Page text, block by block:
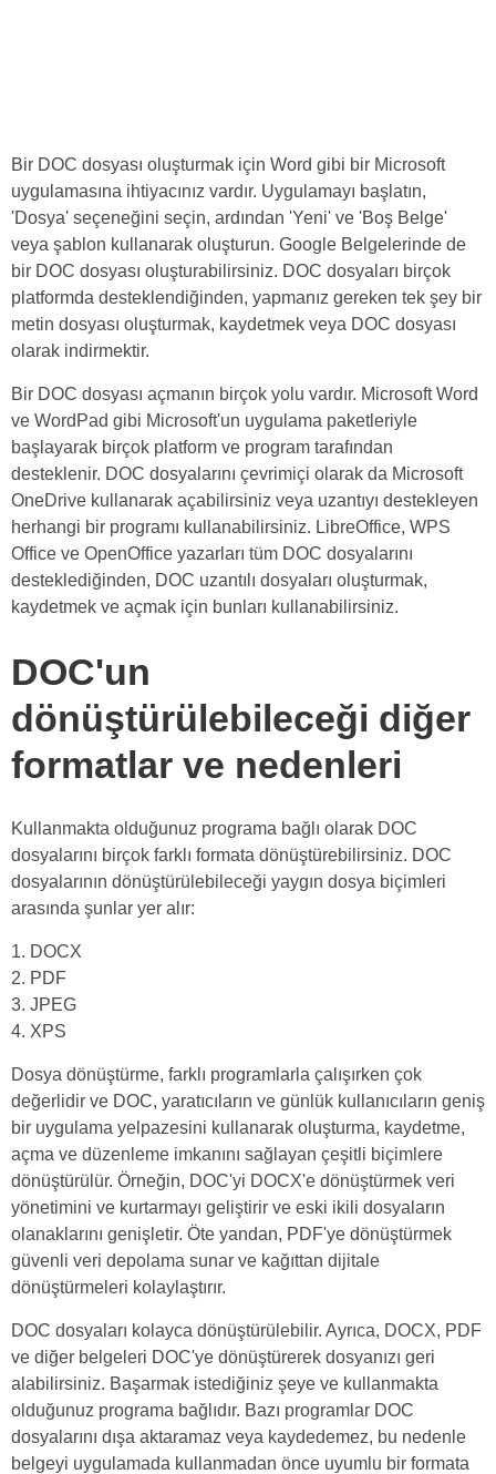
Bir DOC dosyası oluşturmak için Word gibi bir Microsoft
uygulamasına ihtiyacınız vardır. Uygulamayı başlatın,
'Dosya' seçeneğini seçin, ardından 'Yeni' ve 'Boş Belge'
veya şablon kullanarak oluşturun. Google Belgelerinde de
bir DOC dosyası oluşturabilirsiniz. DOC dosyaları birçok
platformda desteklendiğinden, yapmanız gereken tek şey bir
metin dosyası oluşturmak, kaydetmek veya DOC dosyası
olarak indirmektir.
Bir DOC dosyası açmanın birçok yolu vardır. Microsoft Word
ve WordPad gibi Microsoft'un uygulama paketleriyle
başlayarak birçok platform ve program tarafından
desteklenir. DOC dosyalarını çevrimiçi olarak da Microsoft
OneDrive kullanarak açabilirsiniz veya uzantıyı destekleyen
herhangi bir programı kullanabilirsiniz. LibreOffice, WPS
Office ve OpenOffice yazarları tüm DOC dosyalarını
desteklediğinden, DOC uzantılı dosyaları oluşturmak,
kaydetmek ve açmak için bunları kullanabilirsiniz.
DOC'un
dönüştürülebileceği diğer
formatlar ve nedenleri
Kullanmakta olduğunuz programa bağlı olarak DOC
dosyalarını birçok farklı formata dönüştürebilirsiniz. DOC
dosyalarının dönüştürülebileceği yaygın dosya biçimleri
arasında şunlar yer alır:
1. DOCX
2. PDF
3. JPEG
4. XPS
Dosya dönüştürme, farklı programlarla çalışırken çok
değerlidir ve DOC, yaratıcıların ve günlük kullanıcıların geniş
bir uygulama yelpazesini kullanarak oluşturma, kaydetme,
açma ve düzenleme imkanını sağlayan çeşitli biçimlere
dönüştürülür. Örneğin, DOC'yi DOCX'e dönüştürmek veri
yönetimini ve kurtarmayı geliştirir ve eski ikili dosyaların
olanaklarını genişletir. Öte yandan, PDF'ye dönüştürmek
güvenli veri depolama sunar ve kağıttan dijitale
dönüştürmeleri kolaylaştırır.
DOC dosyaları kolayca dönüştürülebilir. Ayrıca, DOCX, PDF
ve diğer belgeleri DOC'ye dönüştürerek dosyanızı geri
alabilirsiniz. Başarmak istediğiniz şeye ve kullanmakta
olduğunuz programa bağlıdır. Bazı programlar DOC
dosyalarını dışa aktaramaz veya kaydedemez, bu nedenle
belgeyi uygulamada kullanmadan önce uyumlu bir formata